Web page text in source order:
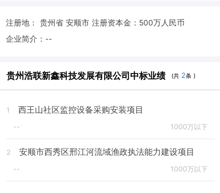
注册地： 贵州省 安顺市 注册资本金：500万人民币
企业简介：--
贵州浩联新鑫科技发展有限公司中标业绩 (共 2条 )
1 西王山社区监控设备采购安装项目
-- 1000万以下
2 安顺市西秀区邢江河流域渔政执法能力建设项目
-- 1000万以下